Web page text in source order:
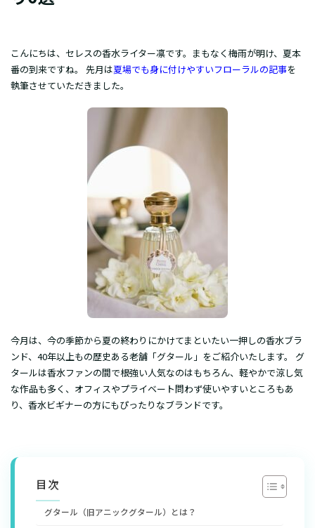
こんにちは、セレスの香水ライター凛です。まもなく梅雨が明け、夏本
番の到来ですね。 先月は夏場でも身に付けやすいフローラルの記事を
執筆させていただきました。
今月は、今の季節から夏の終わりにかけてまといたい一押しの香水ブラ
ンド、40年以上もの歴史ある老舗「グタール」をご紹介いたします。 グ
タールは香水ファンの間で根強い人気なのはもちろん、軽やかで涼し気
な作品も多く、オフィスやプライベート問わず使いやすいところもあ
り、香水ビギナーの方にもぴったりなブランドです。
目次
グタール（旧アニックグタール）とは？